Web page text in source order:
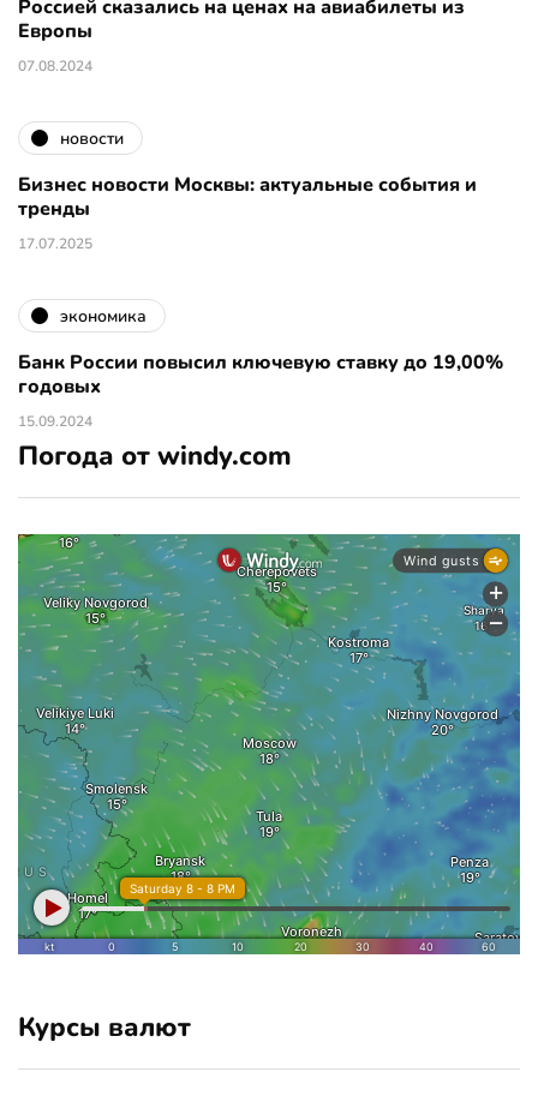
Россией сказались на ценах на авиабилеты из
Европы
07.08.2024
новости
Бизнес новости Москвы: актуальные события и
тренды
17.07.2025
экономика
Банк России повысил ключевую ставку до 19,00%
годовых
15.09.2024
Погода от windy.com
Курсы валют